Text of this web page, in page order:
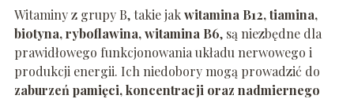
Witaminy z grupy B, takie jakwitamina B12, tiamina,
biotyna, ryboflawina, witamina B6, są niezbędne dla
prawidłowego funkcjonowania układu nerwowego i
produkcji energii. Ich niedobory mogą prowadzić do
zaburzeń pamięci, koncentracji oraz nadmiernego